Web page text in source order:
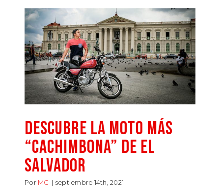
DESCUBRE LA MOTO MÁS
“CACHIMBONA” DE EL
SALVADOR
Por MC | septiembre 14th, 2021